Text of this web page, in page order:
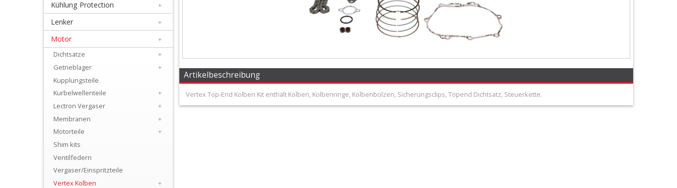
Schmierstoffe
Armaturen
Kühlung
Protection
Kühlung Protection +
Lenker +
Motor
+
Dichtsätze
+
Getrieblager
+
Kupplungsteile
Kurbelwellenteile
+
Lectron Vergaser
+
Membranen
+
Motorteile
+
Shim kits
Ventilfedern
Vergaser/Einspritzteile
Vertex Kolben
+
Artikelbeschreibung
Vertex Top-End Kolben Kit enthält Kolben, Kolbenringe, Kolbenbolzen, Sicherungsclips, Topend Dichtsatz, Steuerkette.